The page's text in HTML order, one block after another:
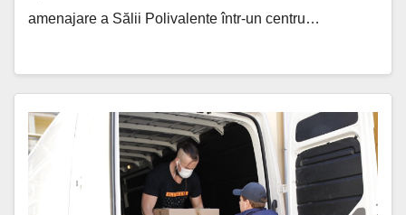
amenajare a Sălii Polivalente într-un centru…